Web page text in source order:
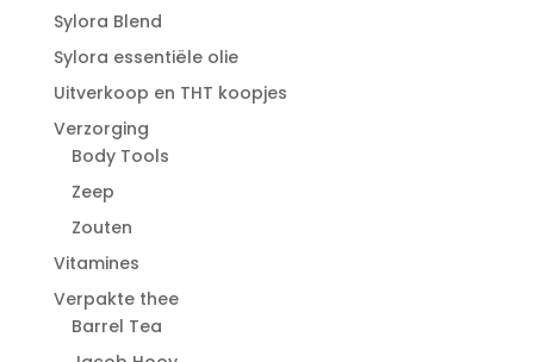
Sylora Blend
Sylora essentiële olie
Uitverkoop en THT koopjes
Verzorging
Body Tools
Zeep
Zouten
Vitamines
Verpakte thee
Barrel Tea